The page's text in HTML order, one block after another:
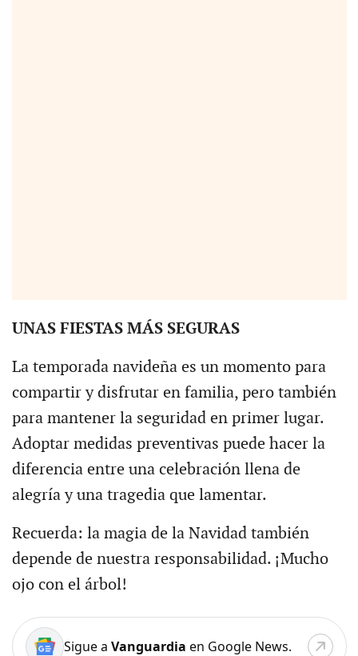
UNAS FIESTAS MÁS SEGURAS
La temporada navideña es un momento para
compartir y disfrutar en familia, pero también
para mantener la seguridad en primer lugar.
Adoptar medidas preventivas puede hacer la
diferencia entre una celebración llena de
alegría y una tragedia que lamentar.
Recuerda: la magia de la Navidad también
depende de nuestra responsabilidad. ¡Mucho
ojo con el árbol!
Sigue a Vanguardia en Google News.